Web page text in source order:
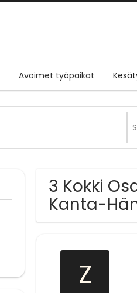
Avoimet työpaikat
3 Kokki
Kanta-
Z